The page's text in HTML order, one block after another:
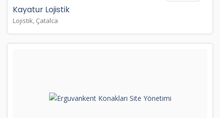
Kayatur Lojistik
Lojistik, Çatalca